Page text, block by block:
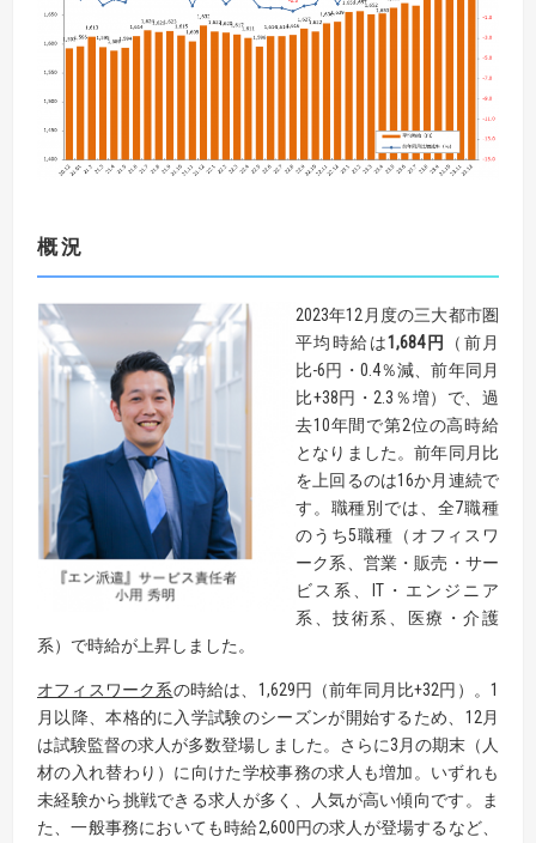
概況
2023年12月度の三大都市圏
平均時給は1,684円
（前月
比-6円・0.4％減、前年同月
比+38円・2.3％増）で、過
去10年間で第2位の高時給
となりました。前年同月比
を上回るのは16か月連続で
す。職種別では、全7職種
のうち5職種（オフィスワ
ーク系、営業・販売・サー
ビス系、IT・エンジニア
系、技術系、医療・介護
系）で時給が上昇しました。
オフィスワーク系の時給は、1,629円（前年同月比+32円）。1
月以降、本格的に入学試験のシーズンが開始するため、12月
は試験監督の求人が多数登場しました。さらに3月の期末（人
材の入れ替わり）に向けた学校事務の求人も増加。いずれも
未経験から挑戦できる求人が多く、人気が高い傾向です。ま
た、一般事務においても時給2,600円の求人が登場するなど、